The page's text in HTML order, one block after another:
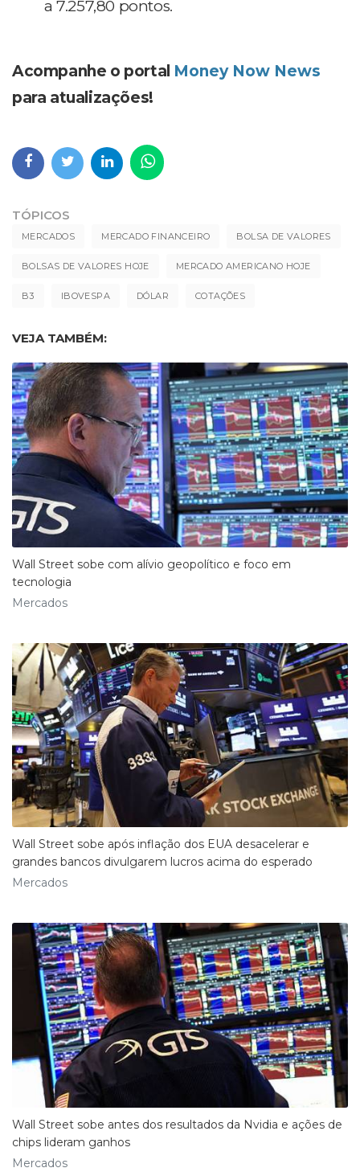
a 7.257,80 pontos.
Acompanhe o portal Money Now News
para atualizações!
TÓPICOS
MERCADOS MERCADO FINANCEIRO BOLSA DE VALORES
BOLSAS DE VALORES HOJE MERCADO AMERICANO HOJE
B3 IBOVESPA DÓLAR COTAÇÕES
VEJA TAMBÉM:
Wall Street sobe com alívio geopolítico e foco em
tecnologia
Mercados
Wall Street sobe após inflação dos EUA desacelerar e
grandes bancos divulgarem lucros acima do esperado
Mercados
Wall Street sobe antes dos resultados da Nvidia e ações de
chips lideram ganhos
Mercados